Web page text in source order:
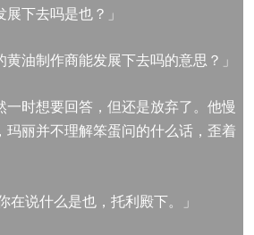
下去吗是也？」
黄油制作商能发展下去吗的意思？」
时想要回答，但还是放弃了。他慢
玛丽并不理解笨蛋问的什么话，歪着
说什么是也，托利殿下。」